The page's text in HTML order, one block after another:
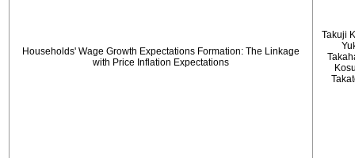
Households' Wage Growth Expectations Formation: The Linkage
with Price Inflation Expectations
Takuji